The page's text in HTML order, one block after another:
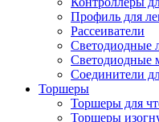
Профиль для
Рассеиватели
Светодиодные
Светодиодные
Соединители
Торшеры
Торшеры для
Торшеры